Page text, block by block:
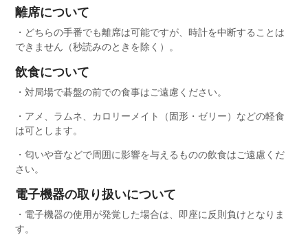
離席について
・どちらの手番でも離席は可能ですが、時計を中断することは
できません（秒読みのときを除く）。
飲食について
・対局場で碁盤の前での食事はご遠慮ください。
・アメ、ラムネ、カロリーメイト（固形・ゼリー）などの軽食
は可とします。
・匂いや音などで周囲に影響を与えるものの飲食はご遠慮くだ
さい。
電子機器の取り扱いについて
・電子機器の使用が発覚した場合は、即座に反則負けとなりま
す。